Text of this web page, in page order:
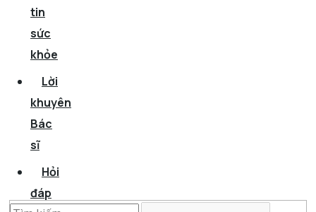
tin
sức
khỏe
Lời
khuyên
Bác
sĩ
Hỏi
đáp